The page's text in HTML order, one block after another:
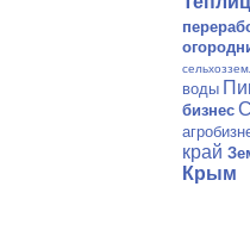
воды
бизнес
край
Крым